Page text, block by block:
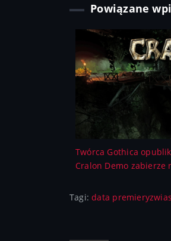
Powiązane
Twórca Gothica
Cralon Demo zabierze
Tagi:data premiery